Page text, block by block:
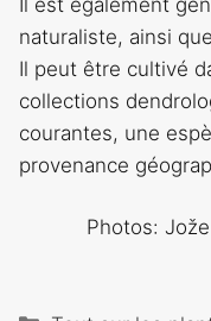
naturaliste, ainsi
Il peut être cultivé
collections
courantes, une
provenance
Photos: